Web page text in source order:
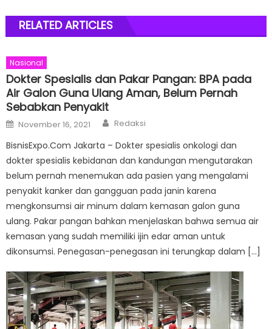
RELATED ARTICLES
Nasional
Dokter Spesialis dan Pakar Pangan: BPA pada
Air Galon Guna Ulang Aman, Belum Pernah
Sebabkan Penyakit
Posted
on
November 16, 2021 Author
Redaksi
BisnisExpo.Com Jakarta – Dokter spesialis onkologi dan
dokter spesialis kebidanan dan kandungan mengutarakan
belum pernah menemukan ada pasien yang mengalami
penyakit kanker dan gangguan pada janin karena
mengkonsumsi air minum dalam kemasan galon guna
ulang. Pakar pangan bahkan menjelaskan bahwa semua air
kemasan yang sudah memiliki ijin edar aman untuk
dikonsumsi. Penegasan-penegasan ini terungkap dalam […]